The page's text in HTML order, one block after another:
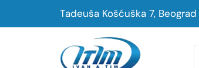
Tadeuša Košćuška 7, Beograd